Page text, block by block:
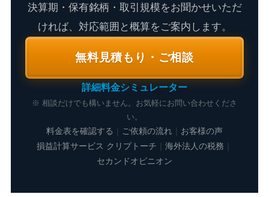
決算期・保有銘柄・取引規模をお聞かせいただ
ければ、対応範囲と概算をご案内します。
無料見積もり・ご相談
詳細料金シミュレーター
※ 相談だけでも構いません。お気軽にお問い合わせくださ
い。
料金表を確認する ご依頼の流れ
お客様の声
損益計算サービス クリプトーチ
海外法人の税務
セカンドオピニオン